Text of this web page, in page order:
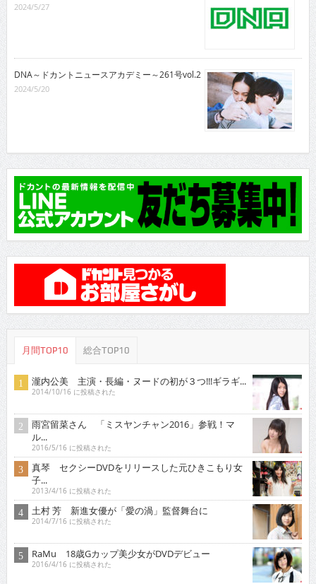
2024/5/27
DNA～ドカントニュースアカデミー～261号vol.2
2024/5/20
月間TOP10 総合TOP10
瀧内公美 主演・長編・ヌードの初が３つ!!!ギラギ...
2014/10/16 に投稿された
雨宮留菜さん 「ミスヤンチャン2016」参戦！マ
ル...
2016/5/16 に投稿された
真琴 セクシーDVDをリリースした元ひきこもり女
子...
2013/4/16 に投稿された
土村 芳 新進女優が「愛の渦」監督舞台に
2014/7/16 に投稿された
RaMu 18歳Gカップ美少女がDVDデビュー
2016/4/16 に投稿された